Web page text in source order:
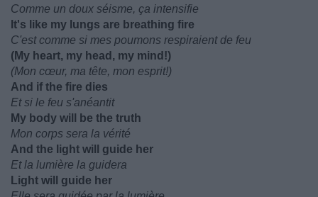
Comme un doux séisme, ça intensifie
It's like my lungs are breathing fire
C'est comme si mes poumons respiraient de feu
(My heart, my head, my mind!)
(Mon cœur, ma tête, mon esprit!)
And if the fire dies
Et si le feu s'anéantit
My body will be the truth
Mon corps sera la vérité
And the light will guide her
Et la lumière la guidera
Light will guide her